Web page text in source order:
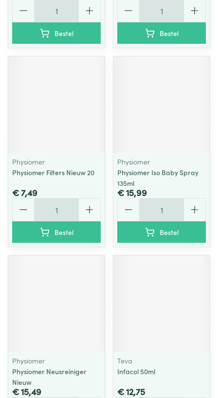
Bestel Bestel
Physiomer
Physiomer Filters Nieuw 20
€ 7,49
Bestel
Physiomer
Physiomer Iso Baby Spray
135ml
€ 15,99
Bestel
Physiomer
Physiomer Neusreiniger
Nieuw
€ 15,49
Teva
Infacol 50ml
€ 12,75